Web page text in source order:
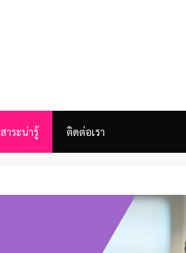
สาระน่ารู้ ติดต่อเรา